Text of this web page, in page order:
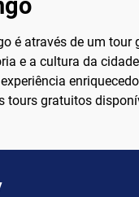
é através de um
e a cultura da
tours gratuitos